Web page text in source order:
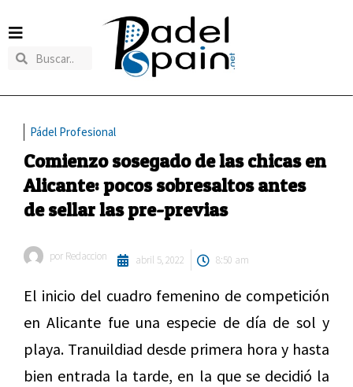
Pádel Profesional
Comienzo sosegado de las chicas en
Alicante: pocos sobresaltos antes
de sellar las pre-previas
por Redaccion abril 5, 2022 8:50 am
El inicio del cuadro femenino de competición
en Alicante fue una especie de día de sol y
playa. Tranuildiad desde primera hora y hasta
bien entrada la tarde, en la que se decidió la